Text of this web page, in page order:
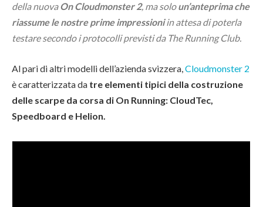
della nuovaOn Cloudmonster 2, ma soloun’anteprima che
riassume le nostre prime impressioniin attesa di poterla
testare secondo i protocolli previsti da The Running Club.
Al pari di altri modelli dell’azienda svizzera,Cloudmonster 2
è caratterizzata da tre elementi tipici della costruzione
delle scarpe da corsa di On Running: CloudTec,
Speedboard e Helion.